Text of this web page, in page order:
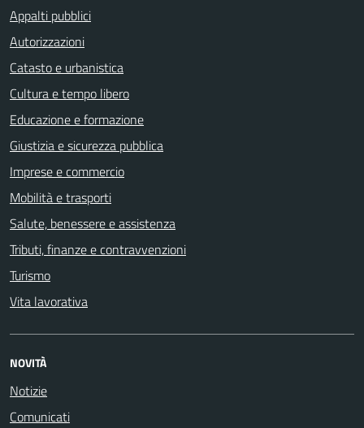
Appalti pubblici
Autorizzazioni
Catasto e urbanistica
Cultura e tempo libero
Educazione e formazione
Giustizia e sicurezza pubblica
Imprese e commercio
Mobilità e trasporti
Salute, benessere e assistenza
Tributi, finanze e contravvenzioni
Turismo
Vita lavorativa
NOVITÀ
Notizie
Comunicati